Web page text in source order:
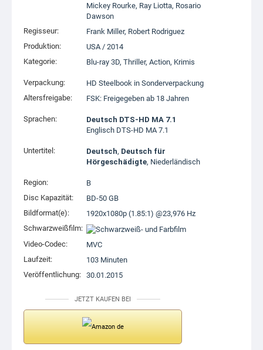
Mickey Rourke, Ray Liotta, Rosario
Dawson
Regisseur:
Frank Miller, Robert Rodriguez
Produktion:
USA/ 2014
Kategorie:
Blu-ray 3D, Thriller, Action, Krimis
Verpackung: HD Steelbook in Sonderverpackung
Altersfreigabe:
FSK: Freigegeben ab 18 Jahren
Sprachen:
Deutsch DTS-HD MA 7.1
Englisch DTS-HD MA 7.1
Untertitel: Deutsch, Deutsch für
Hörgeschädigte, Niederländisch
Region:
B
Disc Kapazität:
BD-50 GB
Bildformat(e):
1920x1080p (1.85:1) @23,976 Hz
Schwarzweißfilm:
Video-Codec:
MVC
Laufzeit:
103 Minuten
Veröffentlichung: 30.01.2015
JETZT KAUFEN BEI